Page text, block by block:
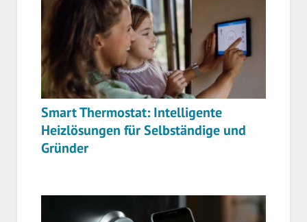
Smart Thermostat: Intelligente
Heizlösungen für Selbständige und
Gründer